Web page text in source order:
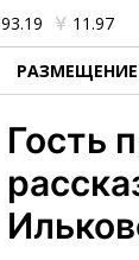
93.19 11.97
Гость